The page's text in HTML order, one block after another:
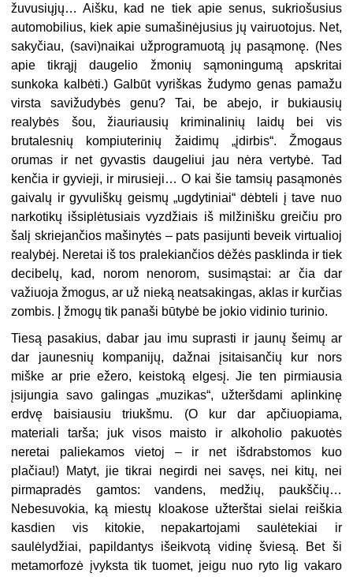
žuvusiųjų… Aišku, kad ne tiek apie senus, sukriošusius
automobilius, kiek apie sumašinėjusius jų vairuotojus. Net,
sakyčiau, (savi)naikai užprogramuotą jų pasąmonę. (Nes
apie tikrąjį daugelio žmonių sąmoningumą apskritai
sunkoka kalbėti.) Galbūt vyriškas žudymo genas pamažu
virsta savižudybės genu? Tai, be abejo, ir bukiausių
realybės šou, žiauriausių kriminalinių laidų bei vis
brutalesnių kompiuterinių žaidimų „įdirbis“. Žmogaus
orumas ir net gyvastis daugeliui jau nėra vertybė. Tad
kenčia ir gyvieji, ir mirusieji… O kai šie tamsių pasąmonės
gaivalų ir gyvuliškų geismų „ugdytiniai“ dėbteli į tave nuo
narkotikų išsiplėtusiais vyzdžiais iš milžinišku greičiu pro
šalį skriejančios mašinytės – pats pasijunti beveik virtualioj
realybėj. Neretai iš tos pralekiančios dėžės pasklinda ir tiek
decibelų, kad, norom nenorom, susimąstai: ar čia dar
važiuoja žmogus, ar už nieką neatsakingas, aklas ir kurčias
zombis. Į žmogų tik panaši būtybė be jokio vidinio turinio.
Tiesą pasakius, dabar jau imu suprasti ir jaunų šeimų ar
dar jaunesnių kompanijų, dažnai įsitaisančių kur nors
miške ar prie ežero, keistoką elgesį. Jie ten pirmiausia
įsijungia savo galingas „muzikas“, užteršdami aplinkinę
erdvę baisiausiu triukšmu. (O kur dar apčiuopiama,
materiali tarša; juk visos maisto ir alkoholio pakuotės
neretai paliekamos vietoj – ir net išdrabstomos kuo
plačiau!) Matyt, jie tikrai negirdi nei savęs, nei kitų, nei
pirmapradės gamtos: vandens, medžių, paukščių…
Nebesuvokia, ką miestų kloakose užterštai sielai reiškia
kasdien vis kitokie, nepakartojami saulėtekiai ir
saulėlydžiai, papildantys išeikvotą vidinę šviesą. Bet ši
metamorfozė įvyksta tik tuomet, jeigu nuo ryto lig vakaro